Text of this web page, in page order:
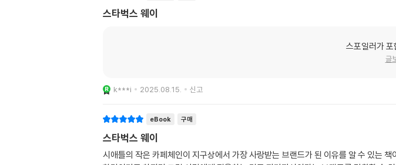
스타벅스 웨이
스포일러가
글
k***i 2025.08.15. 신고
eBook 구매
스타벅스 웨이
시애틀의 작은 카페체인이 지구상에서 가장 사랑받는 브랜드가 된 이유를 알 수 있는